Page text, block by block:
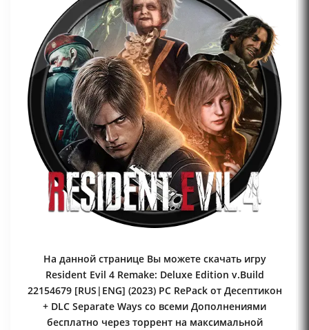
На данной странице Вы можете скачать игру
Resident Evil 4 Remake: Deluxe Edition v.Build
22154679 [RUS|ENG] (2023) PC RePack от Десептикон
+ DLC Separate Ways со всеми Дополнениями
бесплатно через торрент на максимальной